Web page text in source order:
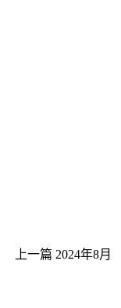
上一篇 2024年8月